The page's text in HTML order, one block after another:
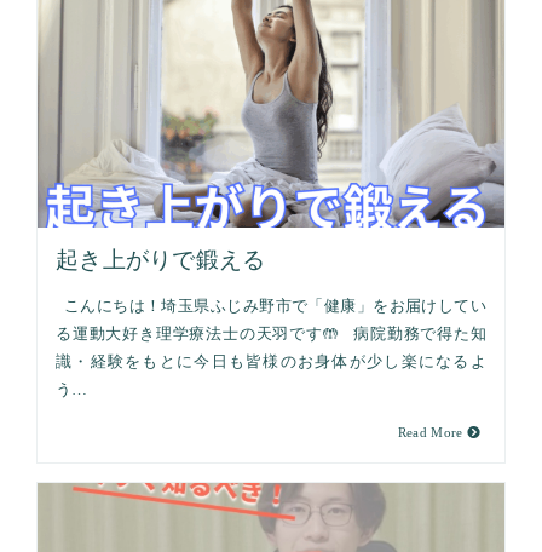
起き上がりで鍛える
こんにちは！埼玉県ふじみ野市で「健康」をお届けしてい
る運動大好き理学療法士の天羽です🤲 病院勤務で得た知
識・経験をもとに今日も皆様のお身体が少し楽になるよ
う…
Read More